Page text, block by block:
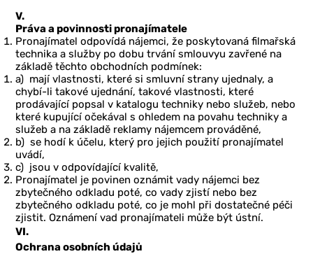
V.
Práva a povinnosti pronajímatele
Pronajímatel odpovídá nájemci, že poskytovaná filmařská
technika a služby po dobu trvání smlouvyu zavřené na
základě těchto obchodních podmínek:
a) mají vlastnosti, které si smluvní strany ujednaly, a
chybí-li takové ujednání, takové vlastnosti, které
prodávající popsal v katalogu techniky nebo služeb, nebo
které kupující očekával s ohledem na povahu techniky a
služeb a na základě reklamy nájemcem prováděné,
b) se hodí k účelu, který pro jejich použití pronajímatel
uvádí,
c) jsou v odpovídající kvalitě,
Pronajímatel je povinen oznámit vady nájemci bez
zbytečného odkladu poté, co vady zjistí nebo bez
zbytečného odkladu poté, co je mohl při dostatečné péči
zjistit. Oznámení vad pronajímateli může být ústní.
VI.
Ochrana osobních údajů